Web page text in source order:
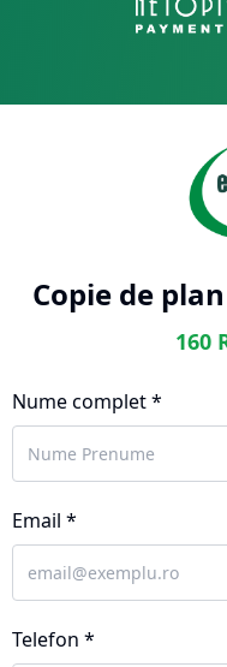
Copie de
160
Nume complet *
Email *
Telefon *